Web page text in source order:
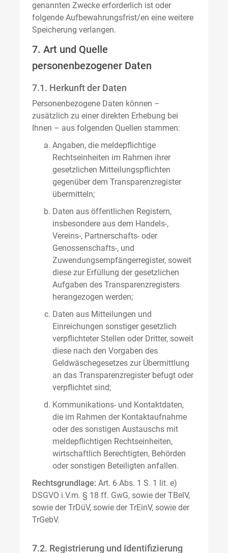
genannten Zwecke erforderlich ist oder
folgende Aufbewahrungsfrist/en eine weitere
Speicherung verlangen.
7. Art und Quelle
personenbezogener Daten
7.1. Herkunft der Daten
Personenbezogene Daten können –
zusätzlich zu einer direkten Erhebung bei
Ihnen – aus folgenden Quellen stammen:
Angaben, die meldepflichtige
Rechtseinheiten im Rahmen ihrer
gesetzlichen Mitteilungspflichten
gegenüber dem Transparenzregister
übermitteln;
Daten aus öffentlichen Registern,
insbesondere aus dem Handels-,
Vereins-, Partnerschafts- oder
Genossenschafts-, und
Zuwendungsempfängerregister, soweit
diese zur Erfüllung der gesetzlichen
Aufgaben des Transparenzregisters
herangezogen werden;
Daten aus Mitteilungen und
Einreichungen sonstiger gesetzlich
verpflichteter Stellen oder Dritter, soweit
diese nach den Vorgaben des
Geldwäschegesetzes zur Übermittlung
an das Transparenzregister befugt oder
verpflichtet sind;
Kommunikations- und Kontaktdaten,
die im Rahmen der Kontaktaufnahme
oder des sonstigen Austauschs mit
meldepflichtigen Rechtseinheiten,
wirtschaftlich Berechtigten, Behörden
oder sonstigen Beteiligten anfallen.
Rechtsgrundlage: Art. 6 Abs. 1 S. 1 lit. e)
DSGVO i.V.m. § 18 ff. GwG, sowie der TBelV,
sowie der TrDüV, sowie der TrEinV, sowie der
TrGebV.
7.2. Registrierung und Identifizierung